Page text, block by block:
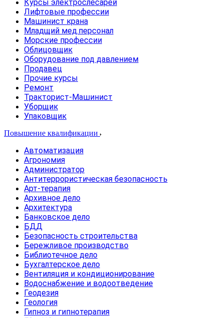
Курсы электрослесарей
Лифтовые профессии
Машинист крана
Младщий мед.персонал
Морские профессии
Облицовщик
Оборудование под давлением
Продавец
Прочие курсы
Ремонт
Тракторист-Машинист
Уборщик
Упаковщик
Повышение квалификации
Автоматизация
Агрономия
Администратор
Антитеррористическая безопасность
Арт-терапия
Архивное дело
Архитектура
Банковское дело
БДД
Безопасность строительства
Бережливое производство
Библиотечное дело
Бухгалтерское дело
Вентиляция и кондиционирование
Водоснабжение и водоотведение
Геодезия
Геология
Гипноз и гипнотерапия